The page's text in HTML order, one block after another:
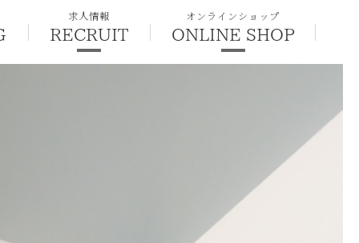
求人情報
RECRUIT
オンラインショップ
ONLINE SHOP